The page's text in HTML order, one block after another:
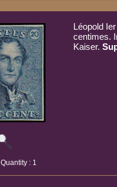
Léopold
centimes.
Kaiser.
Quantity : 1